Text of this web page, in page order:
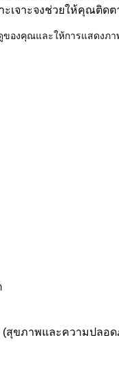
เจาะจงช่วยให้คุณติด
ของคุณและให้การแสดงภ
(สุขภาพและความปลอ